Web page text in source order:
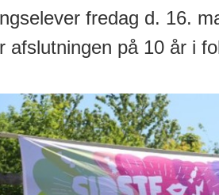
fredag d. 16.
afslutningen på 10 år i